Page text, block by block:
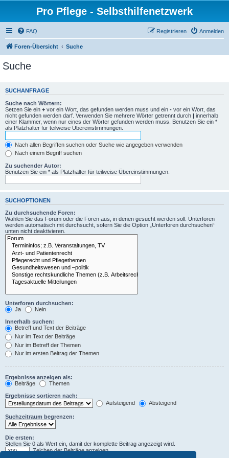
Pro Pflege - Selbsthilfenetzwerk
FAQ Anmelden
Registrieren
Foren-Übersicht Suche
Suche
SUCHANFRAGE
Suche nach Wörtern:
Setzen Sie ein + vor ein Wort, das gefunden werden muss und ein - vor ein Wort, das
nicht gefunden werden darf. Verwenden Sie mehrere Wörter getrennt durch | innerhalb
einer Klammer, wenn nur eines der Wörter gefunden werden muss. Benutzen Sie ein *
als Platzhalter für teilweise Übereinstimmungen.
Nach allen Begriffen suchen oder Suche wie angegeben verwenden
Nach einem Begriff suchen
Zu suchender Autor:
Benutzen Sie ein * als Platzhalter für teilweise Übereinstimmungen.
SUCHOPTIONEN
Zu durchsuchende Foren:
Wählen Sie das Forum oder die Foren aus, in denen gesucht werden soll. Unterforen
werden automatisch mit durchsucht, sofern Sie die Option „Unterforen durchsuchen“
unten nicht deaktivieren.
Unterforen durchsuchen:
Ja
Nein
Innerhalb suchen:
Betreff und Text der Beiträge
Nur im Text der Beiträge
Nur im Betreff der Themen
Nur im ersten Beitrag der Themen
Ergebnisse anzeigen als:
Beiträge
Themen
Ergebnisse sortieren nach:
Aufsteigend
Absteigend
Suchzeitraum begrenzen:
Die ersten:
Stellen Sie 0 als Wert ein, damit der komplette Beitrag angezeigt wird.
Zeichen der Beiträge anzeigen